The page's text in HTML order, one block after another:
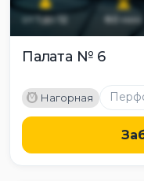
от1до12 60 мин
Палата № 6
M Нагорная